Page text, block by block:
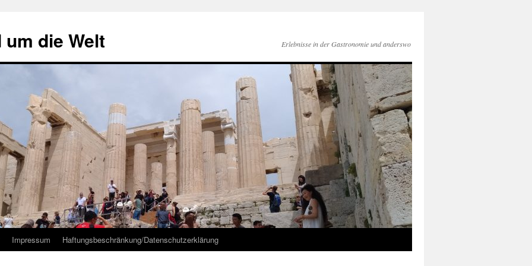
die Welt Erlebnisse in der Gastronomie und anderswo
Impressum Haftungsbeschränkung/Datenschutzerklärung